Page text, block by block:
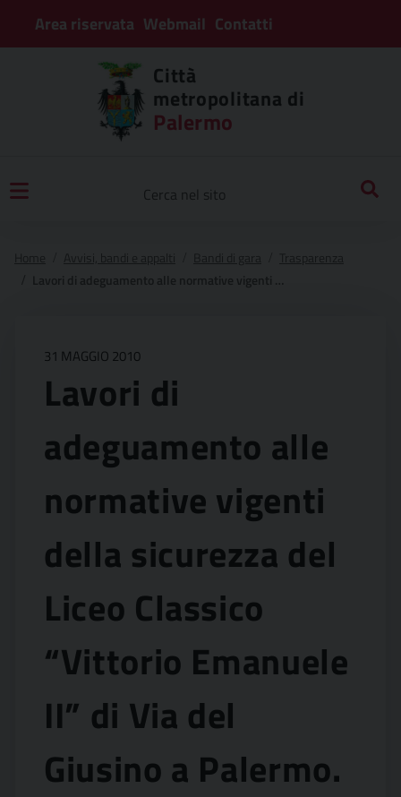
Area riservata Webmail Contatti
Città
metropolitana di
Palermo
31 MAGGIO 2010
Lavori di
adeguamento alle
normative vigenti
della sicurezza del
Liceo Classico
“Vittorio Emanuele
II” di Via del
Giusino a Palermo.